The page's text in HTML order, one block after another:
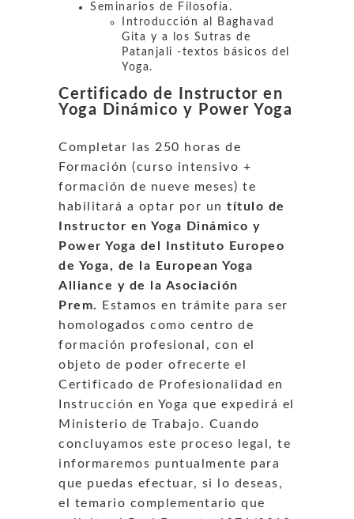
Seminarios de Filosofía.
Introducción al Baghavad
Gita y a los Sutras de
Patanjali -textos básicos del
Yoga.
Certificado de Instructor en
Yoga Dinámico y Power Yoga
Completar las 250 horas de
Formación (curso intensivo +
formación de nueve meses) te
habilitará a optar por un título de
Instructor en Yoga Dinámico y
Power Yoga del Instituto Europeo
de Yoga, de la European Yoga
Alliance y de la Asociación
Prem. Estamos en trámite para ser
homologados como centro de
formación profesional, con el
objeto de poder ofrecerte el
Certificado de Profesionalidad en
Instrucción en Yoga que expedirá el
Ministerio de Trabajo. Cuando
concluyamos este proceso legal, te
informaremos puntualmente para
que puedas efectuar, si lo deseas,
el temario complementario que